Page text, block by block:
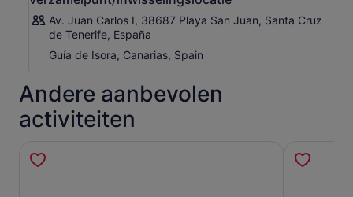
Av. Juan Carlos I, 38687 Playa San Juan, Santa Cruz
de Tenerife, España
Guía de Isora, Canarias, Spain
Andere aanbevolen
activiteiten